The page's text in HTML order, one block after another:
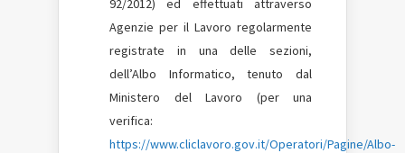
92/2012) ed effettuati attraverso
Agenzie per il Lavoro regolarmente
registrate in una delle sezioni,
dell’Albo Informatico, tenuto dal
Ministero del Lavoro (per una
verifica:
https://www.cliclavoro.gov.it/Operatori/Pagine/Albo-